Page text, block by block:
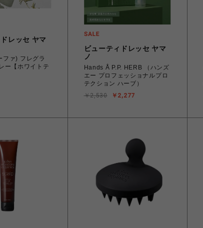
レッセ ヤマ
レグラ
ー【ホワイトテ
ビューティドレッセ ヤマ
ノ
Hands Å P.P. HERB （ハンズ
エー プロフェッショナルプロ
テクション ハーブ）
￥2,277
￥2,530